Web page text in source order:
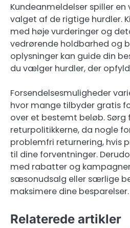
Kundeanmeldelser spiller
valget af de rigtige hurdler.
med høje vurderinger og
vedrørende holdbarhed og
oplysninger kan guide din
du vælger hurdler, der
Forsendelsesmuligheder
hvor mange tilbyder gratis
over et bestemt beløb. Sørg
returpolitikkerne, da nogle
problemfri returnering, hvis
til dine forventninger.
med rabatter og
sæsonudsalg eller særlige
maksimere dine besparelser.
Relaterede artikler